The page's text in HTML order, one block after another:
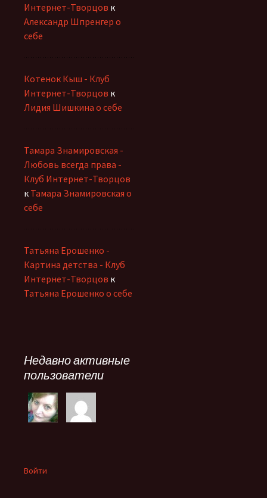
Интернет-Творцов к
Александр Шпренгер о
себе
Котенок Кыш - Клуб
Интернет-Творцов к
Лидия Шишкина о себе
Тамара Знамировская -
Любовь всегда права -
Клуб Интернет-Творцов
к Тамара Знамировская о
себе
Татьяна Ерошенко -
Картина детства - Клуб
Интернет-Творцов к
Татьяна Ерошенко о себе
Недавно активные
пользователи
Войти